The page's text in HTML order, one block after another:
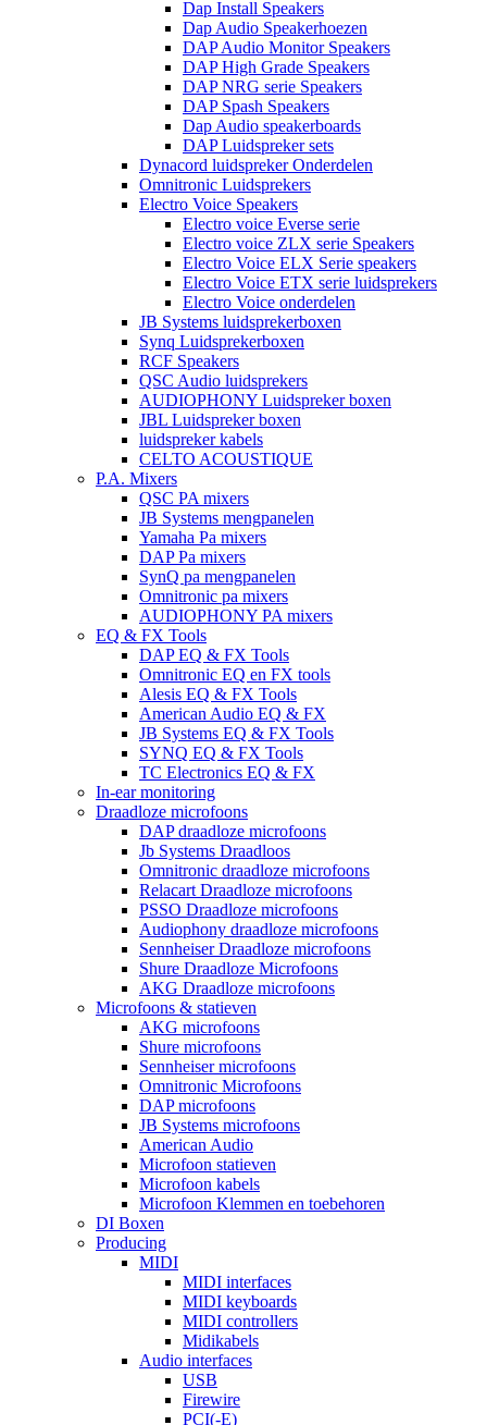
Dap Install Speakers
Dap Audio Speakerhoezen
DAP Audio Monitor Speakers
DAP High Grade Speakers
DAP NRG serie Speakers
DAP Spash Speakers
Dap Audio speakerboards
DAP Luidspreker sets
Dynacord luidspreker Onderdelen
Omnitronic Luidsprekers
Electro Voice Speakers
Electro voice Everse serie
Electro voice ZLX serie Speakers
Electro Voice ELX Serie speakers
Electro Voice ETX serie luidsprekers
Electro Voice onderdelen
JB Systems luidsprekerboxen
Synq Luidsprekerboxen
RCF Speakers
QSC Audio luidsprekers
AUDIOPHONY Luidspreker boxen
JBL Luidspreker boxen
luidspreker kabels
CELTO ACOUSTIQUE
P.A. Mixers
QSC PA mixers
JB Systems mengpanelen
Yamaha Pa mixers
DAP Pa mixers
SynQ pa mengpanelen
Omnitronic pa mixers
AUDIOPHONY PA mixers
EQ & FX Tools
DAP EQ & FX Tools
Omnitronic EQ en FX tools
Alesis EQ & FX Tools
American Audio EQ & FX
JB Systems EQ & FX Tools
SYNQ EQ & FX Tools
TC Electronics EQ & FX
In-ear monitoring
Draadloze microfoons
DAP draadloze microfoons
Jb Systems Draadloos
Omnitronic draadloze microfoons
Relacart Draadloze microfoons
PSSO Draadloze microfoons
Audiophony draadloze microfoons
Sennheiser Draadloze microfoons
Shure Draadloze Microfoons
AKG Draadloze microfoons
Microfoons & statieven
AKG microfoons
Shure microfoons
Sennheiser microfoons
Omnitronic Microfoons
DAP microfoons
JB Systems microfoons
American Audio
Microfoon statieven
Microfoon kabels
Microfoon Klemmen en toebehoren
DI Boxen
Producing
MIDI
MIDI interfaces
MIDI keyboards
MIDI controllers
Midikabels
Audio interfaces
USB
Firewire
PCI(-E)